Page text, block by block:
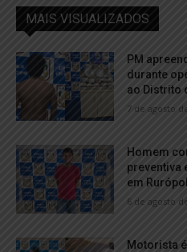
MAIS VISUALIZADOS
PM
durante
ao Distrito
7 de agosto
Homem
preventiva
em
6 de agosto
Motorista